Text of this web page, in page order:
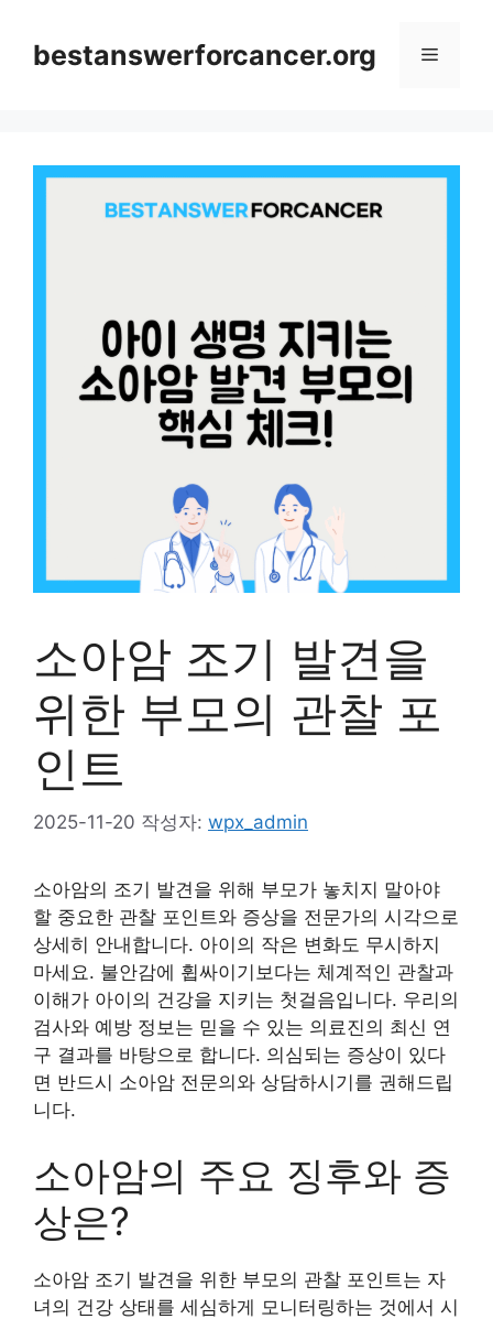
bestanswerforcancer.org 메
소아암 조기 발견을
위한 부모의 관찰 포
인트
2025-11-20 작성자: wpx_admin
소아암의 조기 발견을 위해 부모가 놓치지 말아야
할 중요한 관찰 포인트와 증상을 전문가의 시각으로
상세히 안내합니다. 아이의 작은 변화도 무시하지
마세요. 불안감에 휩싸이기보다는 체계적인 관찰과
이해가 아이의 건강을 지키는 첫걸음입니다. 우리의
검사와 예방 정보는 믿을 수 있는 의료진의 최신 연
구 결과를 바탕으로 합니다. 의심되는 증상이 있다
면 반드시 소아암 전문의와 상담하시기를 권해드립
니다.
소아암의 주요 징후와 증
상은?
소아암 조기 발견을 위한 부모의 관찰 포인트는 자
녀의 건강 상태를 세심하게 모니터링하는 것에서 시